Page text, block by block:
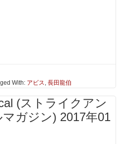
With: アビス,長田龍伯
(ストライクアン
ガジン) 2017年01